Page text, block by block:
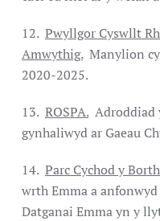
12. Pwyllgor Cyswllt
Amwythig.Manylion
2020-2025.
13. ROSPA.Adroddiad
gynhaliwyd ar Gaeau
14. Parc Cychod y
wrth Emma a
Datganai Emma yn y